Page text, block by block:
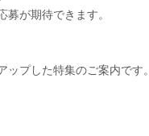
が期待できます。
プした特集のご案内です。